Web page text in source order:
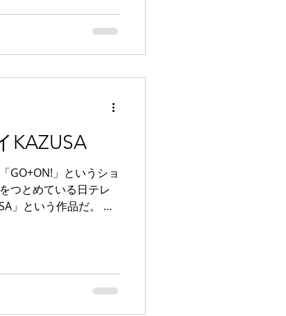
KAZUSA
GO+ON!」というショ
つとめている日テレ
」という作品だ。 共